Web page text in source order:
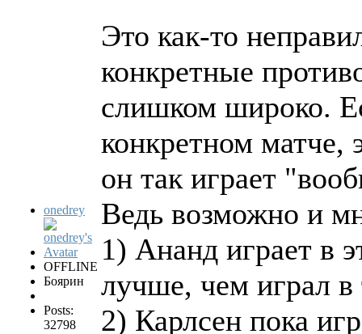
onedrey
OFFLINE
Боярин
Posts:
32798
Это как-то
конкретные
слишком широко.
конкретном матче,
он так играет
Ведь возможно и
1) Ананд играет в
лучше, чем играл в
2) Карлсен пока